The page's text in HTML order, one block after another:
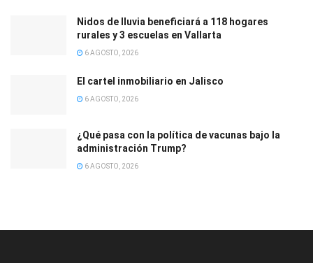
Nidos de lluvia beneficiará a 118 hogares
rurales y 3 escuelas en Vallarta
6 AGOSTO, 2026
El cartel inmobiliario en Jalisco
6 AGOSTO, 2026
¿Qué pasa con la política de vacunas bajo la
administración Trump?
6 AGOSTO, 2026